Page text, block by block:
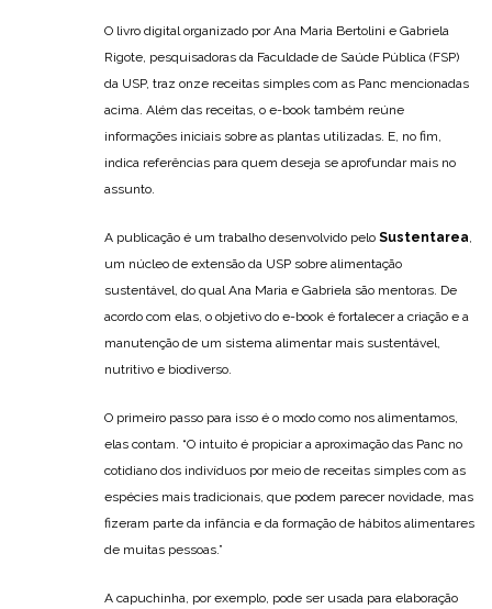
O livro digital organizado por Ana Maria Bertolini e Gabriela
Rigote, pesquisadoras da Faculdade de Saúde Pública (FSP)
da USP, traz onze receitas simples com as Panc mencionadas
acima. Além das receitas, o e-book também reúne
informações iniciais sobre as plantas utilizadas. E, no fim,
indica referências para quem deseja se aprofundar mais no
assunto.
A publicação é um trabalho desenvolvido pelo Sustentarea
um núcleo de extensão da USP sobre alimentação
sustentável, do qual Ana Maria e Gabriela são mentoras. De
acordo com elas, o objetivo do e-book é fortalecer a criação e a
manutenção de um sistema alimentar mais sustentável,
nutritivo e biodiverso.
O primeiro passo para isso é o modo como nos alimentamos,
elas contam. “O intuito é propiciar a aproximação das Panc no
cotidiano dos indivíduos por meio de receitas simples com as
espécies mais tradicionais, que podem parecer novidade, mas
fizeram parte da infância e da formação de hábitos alimentares
de muitas pessoas.”
A capuchinha, por exemplo, pode ser usada para elaboração